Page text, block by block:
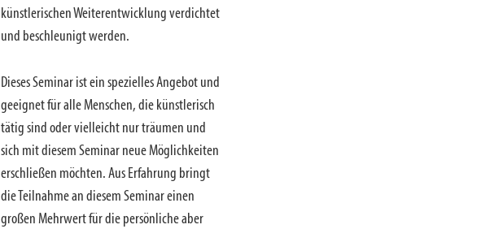
künstlerischen Weiterentwicklung verdichtet
und beschleunigt werden.
Dieses Seminar ist ein spezielles Angebot und
geeignet für alle Menschen, die künstlerisch
tätig sind oder vielleicht nur träumen und
sich mit diesem Seminar neue Möglichkeiten
erschließen möchten. Aus Erfahrung bringt
die Teilnahme an diesem Seminar einen
großen Mehrwert für die persönliche aber